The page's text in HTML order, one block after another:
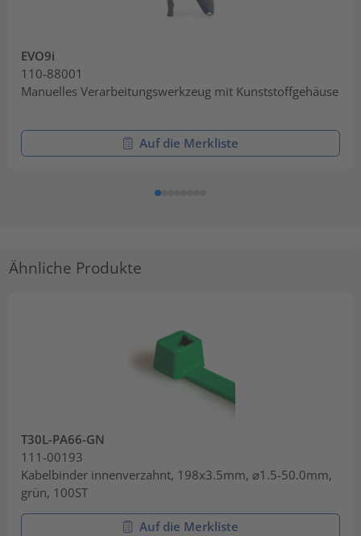
EVO9i
110-88001
Manuelles Verarbeitungswerkzeug mit Kunststoffgehäuse
Auf die Merkliste
Ähnliche Produkte
T30L-PA66-GN
111-00193
Kabelbinder innenverzahnt, 198x3.5mm, ⌀1.5-50.0mm,
grün, 100ST
Auf die Merkliste